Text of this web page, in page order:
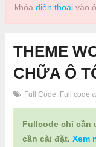
khóa điện thoạivào
THEME
CHỮA Ô
Full Code, Full code
Fullcode chỉ cần
cần cài đặt. Xem